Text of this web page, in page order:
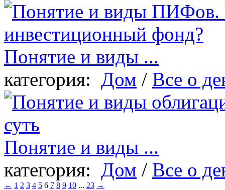
Понятие и виды ...
категория: Дом / Все о
Понятие и виды ...
категория: Дом / Все о
← 1 2 3 4 5 6 7 8 9 10 ... 23 →